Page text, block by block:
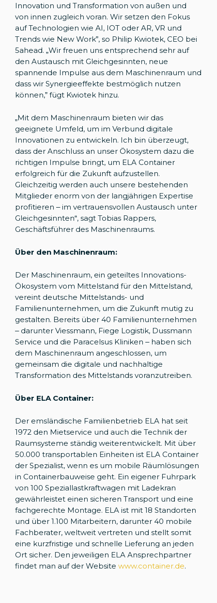
Innovation und Transformation von außen und
von innen zugleich voran. Wir setzen den Fokus
auf Technologien wie AI, IOT oder AR, VR und
Trends wie New Work”, so Philip Kwiotek, CEO bei
5ahead. „Wir freuen uns entsprechend sehr auf
den Austausch mit Gleichgesinnten, neue
spannende Impulse aus dem Maschinenraum und
dass wir Synergieeffekte bestmöglich nutzen
können,” fügt Kwiotek hinzu.
„Mit dem Maschinenraum bieten wir das
geeignete Umfeld, um im Verbund digitale
Innovationen zu entwickeln. Ich bin überzeugt,
dass der Anschluss an unser Ökosystem dazu die
richtigen Impulse bringt, um ELA Container
erfolgreich für die Zukunft aufzustellen.
Gleichzeitig werden auch unsere bestehenden
Mitglieder enorm von der langjährigen Expertise
profitieren – im vertrauensvollen Austausch unter
Gleichgesinnten“, sagt Tobias Rappers,
Geschäftsführer des Maschinenraums.
Über den Maschinenraum:
Der Maschinenraum, ein geteiltes Innovations-
Ökosystem vom Mittelstand für den Mittelstand,
vereint deutsche Mittelstands- und
Familienunternehmen, um die Zukunft mutig zu
gestalten. Bereits über 40 Familienunternehmen
– darunter Viessmann, Fiege Logistik, Dussmann
Service und die Paracelsus Kliniken – haben sich
dem Maschinenraum angeschlossen, um
gemeinsam die digitale und nachhaltige
Transformation des Mittelstands voranzutreiben.
Über ELA Container:
Der emsländische Familienbetrieb ELA hat seit
1972 den Mietservice und auch die Technik der
Raumsysteme ständig weiterentwickelt. Mit über
50.000 transportablen Einheiten ist ELA Container
der Spezialist, wenn es um mobile Räumlösungen
in Containerbauweise geht. Ein eigener Fuhrpark
von 100 Speziallastkraftwagen mit Ladekran
gewährleistet einen sicheren Transport und eine
fachgerechte Montage. ELA ist mit 18 Standorten
und über 1.100 Mitarbeitern, darunter 40 mobile
Fachberater, weltweit vertreten und stellt somit
eine kurzfristige und schnelle Lieferung an jeden
Ort sicher. Den jeweiligen ELA Ansprechpartner
findet man auf der Websitewww.container.de.